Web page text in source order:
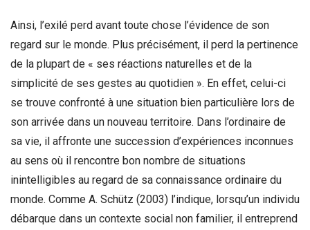
Ainsi, l’exilé perd avant toute chose l’évidence de son
regard sur le monde. Plus précisément, il perd la pertinence
de la plupart de « ses réactions naturelles et de la
simplicité de ses gestes au quotidien ». En effet, celui-ci
se trouve confronté à une situation bien particulière lors de
son arrivée dans un nouveau territoire. Dans l’ordinaire de
sa vie, il affronte une succession d’expériences inconnues
au sens où il rencontre bon nombre de situations
inintelligibles au regard de sa connaissance ordinaire du
monde. Comme A. Schütz (2003) l’indique, lorsqu’un individu
débarque dans un contexte social non familier, il entreprend